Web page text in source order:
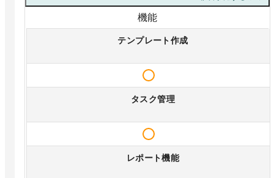
機能
テンプレート作成
タスク管理
レポート機能